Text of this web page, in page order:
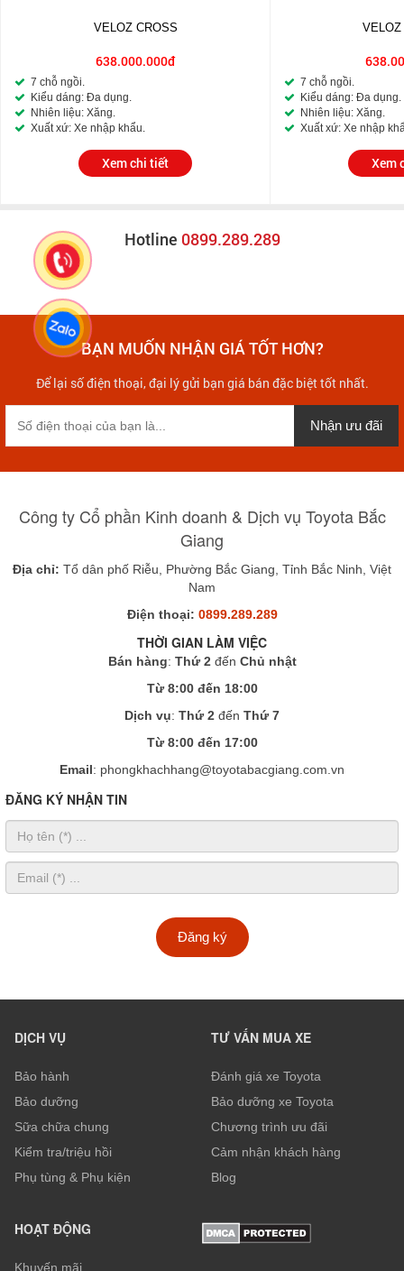
VELOZ CROSS
638.000.000đ
7 chỗ ngồi.
Kiểu dáng: Đa dụng.
Nhiên liệu: Xăng.
Xuất xứ: Xe nhập khẩu.
Xem chi tiết
7 chỗ ngồi.
Kiểu dáng: Đa dụng.
Nhiên liệu: Xăng.
Xuất xứ: Xe nhập
Xem
Hotline 0899.289.289
BẠN MUỐN NHẬN GIÁ TỐT HƠN?
Để lại số điện thoại, đại lý gửi bạn giá bán đặc biệt tốt nhất.
Nhận ưu đãi
Công ty Cổ phần Kinh doanh & Dịch vụ Toyota Bắc
Giang
Địa chỉ: Tổ dân phố Riễu, Phường Bắc Giang, Tỉnh Bắc Ninh, Việt
Nam
Điện thoại: 0899.289.289
THỜI GIAN LÀM VIỆC
Bán hàng: Thứ 2đến Chủ nhật
Từ 8:00 đến 18:00
Dịch vụ: Thứ 2 đến Thứ 7
Từ 8:00 đến 17:00
Email: phongkhachhang@toyotabacgiang.com.vn
ĐĂNG KÝ NHẬN TIN
Đăng ký
DỊCH VỤ
Bảo hành
Bảo dưỡng
Sữa chữa chung
Kiểm tra/triệu hồi
Phụ tùng & Phụ kiện
TƯ VẤN MUA XE
Đánh giá xe Toyota
Bảo dưỡng xe Toyota
Chương trình ưu đãi
Cảm nhận khách hàng
Blog
HOẠT ĐỘNG
Khuyến mãi